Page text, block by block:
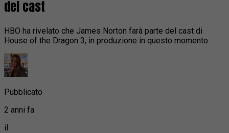
del cast
HBO ha rivelato che James Norton farà parte del cast di
House of the Dragon 3, in produzione in questo momento
Pubblicato
2 anni fa
il